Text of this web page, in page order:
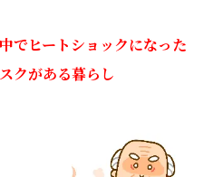
でヒートショックになった
クがある暮らし